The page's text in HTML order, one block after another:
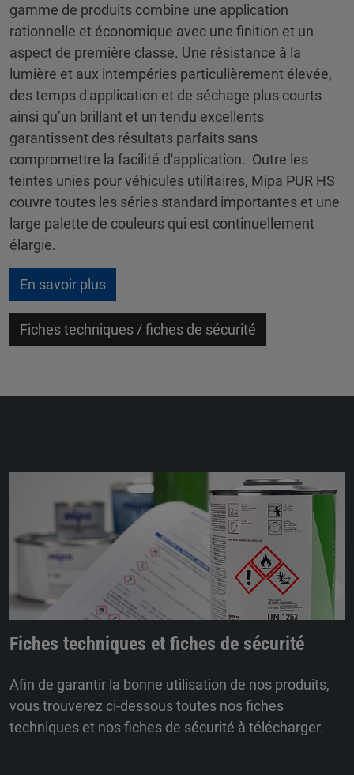
gamme de produits combine une application
rationnelle et économique avec une finition et un
aspect de première classe. Une résistance à la
lumière et aux intempéries particulièrement élevée,
des temps d'application et de séchage plus courts
ainsi qu’un brillant et un tendu excellents
garantissent des résultats parfaits sans
compromettre la facilité d'application. Outre les
teintes unies pour véhicules utilitaires, Mipa PUR HS
couvre toutes les séries standard importantes et une
large palette de couleurs qui est continuellement
élargie.
En savoir plus
Fiches techniques / fiches de sécurité
Fiches techniques et fiches de sécurité
Afin de garantir la bonne utilisation de nos produits,
vous trouverez ci-dessous toutes nos fiches
techniques et nos fiches de sécurité à télécharger.